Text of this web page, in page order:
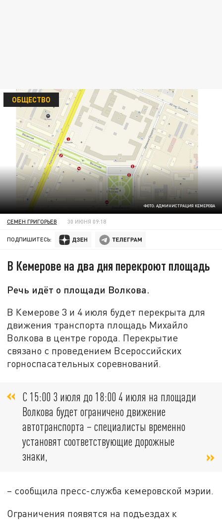
ФОТО: АДМИНИСТРАЦИЯ КЕМЕРОВА
ОБЩЕСТВО
СЕМЕН ГРИГОРЬЕВ 30 ИЮНЯ 09:18
ПОДПИШИТЕСЬ:
В Кемерове на два дня перекроют площадь
Речь идёт о площади Волкова.
В Кемерове 3 и 4 июля будет перекрыта для
движения транспорта площадь Михайло
Волкова в центре города. Перекрытие
связано с проведением Всероссийских
горноспасательных соревнований.
С 15:00 3 июля до 18:00 4 июля на площади
Волкова будет ограничено движение
автотранспорта – специалисты временно
установят соответствующие дорожные
знаки,
– сообщила пресс-служба кемеровской мэрии.
Ограничения появятся на подъездах к